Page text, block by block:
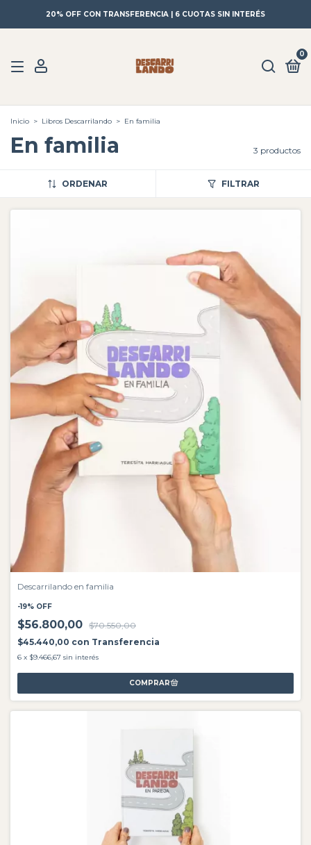
20% OFF CON TRANSFERENCIA | 6 CUOTAS SIN INTERÉS
0
Inicio > Libros Descarrilando > En familia
En familia 3 productos
ORDENAR FILTRAR
Descarrilando en familia
-19% OFF
$56.800,00 $70.550,00
$45.440,00 con Transferencia
6 x $9.466,67 sin interés